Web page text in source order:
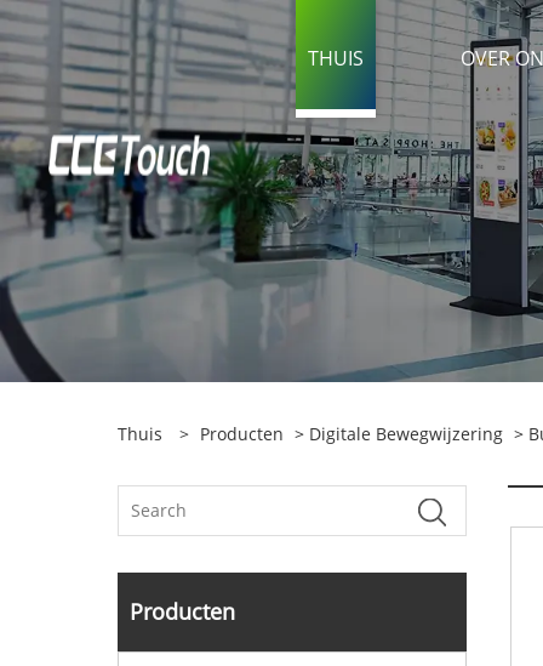
THUIS OVER
Thuis > Producten > Digitale Bewegwijzering >
Producten